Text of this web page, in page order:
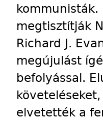
megtisztítják
Richard J.
megújulást
befolyással.
elvetették a